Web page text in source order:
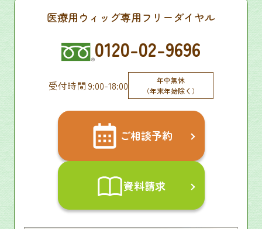
医療用ウィッグ専用フリーダイヤル
0120-02-9696
受付時間 9:00-18:00
年中無休
（年末年始除く）
ご相談予約
資料請求